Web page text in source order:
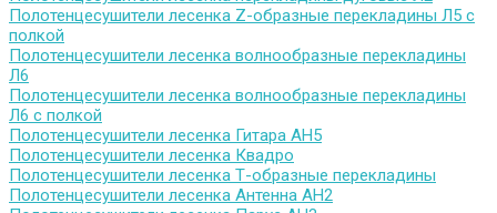
Полотенцесушители лесенка Z-образные перекладины Л5 с
полкой
Полотенцесушители лесенка волнообразные перекладины
Л6
Полотенцесушители лесенка волнообразные перекладины
Л6 с полкой
Полотенцесушители лесенка Гитара АН5
Полотенцесушители лесенка Квадро
Полотенцесушители лесенка Т-образные перекладины
Полотенцесушители лесенка Антенна АН2